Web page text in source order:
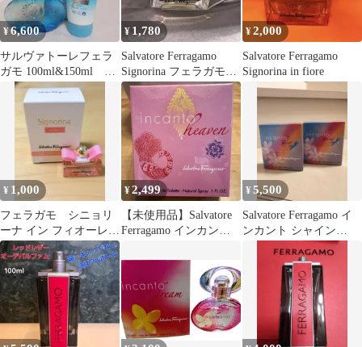
¥6,600
サルヴァトーレフェラ
ガモ 100ml&150ml イ
ンカントチャーム 香
水2点
¥ 1,780
Salvatore Ferragamo
Signorina フェラガモ香
水
¥2,000
Salvatore Ferragamo
Signorina in fiore
¥ 1,000
フェラガモ シニョリ
ーナ イン フィオーレ
オードトワレ 5ml サイ
ズ
¥2,499
【未使用品】Salvatore
Ferragamo インカント
¥5,500
Salvatore Ferragamo イ
ンカント シャイン